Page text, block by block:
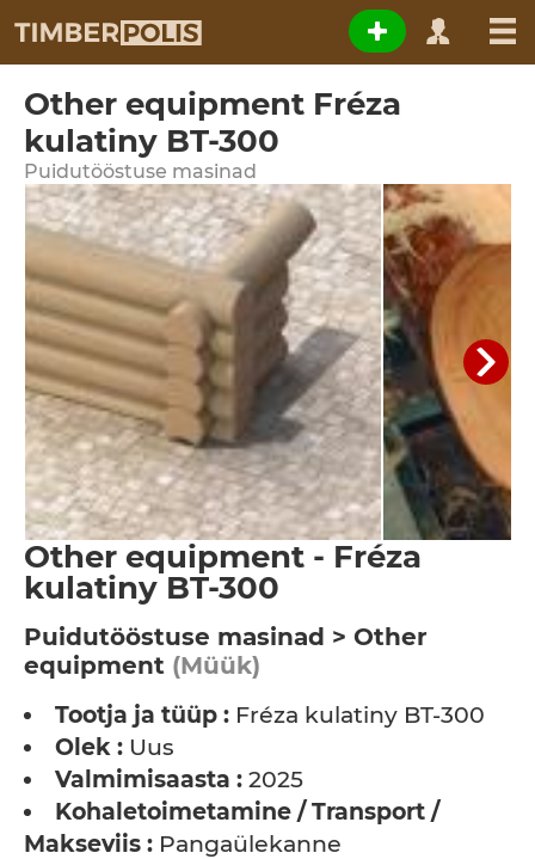
Other equipment Fréza
kulatiny BT-300
Puidutööstuse masinad
Other equipment - Fréza
kulatiny BT-300
Puidutööstuse masinad > Other
equipment (Müük)
Tootja ja tüüp : Fréza kulatiny BT-300
Olek : Uus
Valmimisaasta : 2025
Kohaletoimetamine / Transport /
Makseviis : Pangaülekanne